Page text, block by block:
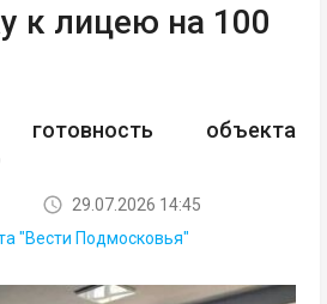
к лицею на 100
готовность объекта
29.07.2026 14:45
"Вести Подмосковья"